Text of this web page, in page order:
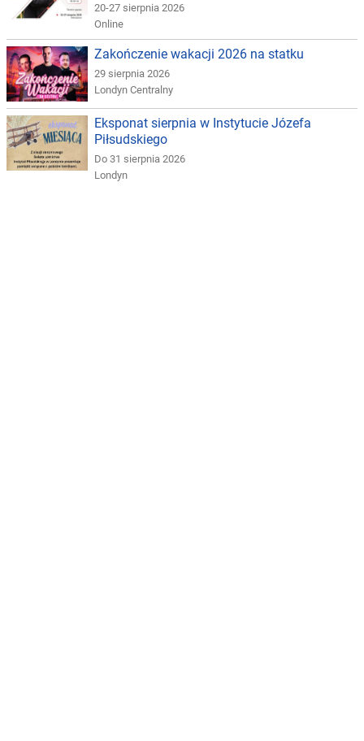
20-27 sierpnia 2026
Online
Zakończenie wakacji 2026 na statku
29 sierpnia 2026
Londyn Centralny
Eksponat sierpnia w Instytucie Józefa
Piłsudskiego
Do 31 sierpnia 2026
Londyn